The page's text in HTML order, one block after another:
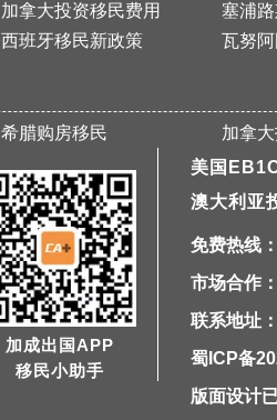
加拿大投资移民费用
塞浦
西班牙移民新政策 瓦努
希腊购房移民 加拿
加成出国APP
移民小助手
美国
澳大利亚
免费热线
市场合作
联系地址
蜀ICP备
版面设计